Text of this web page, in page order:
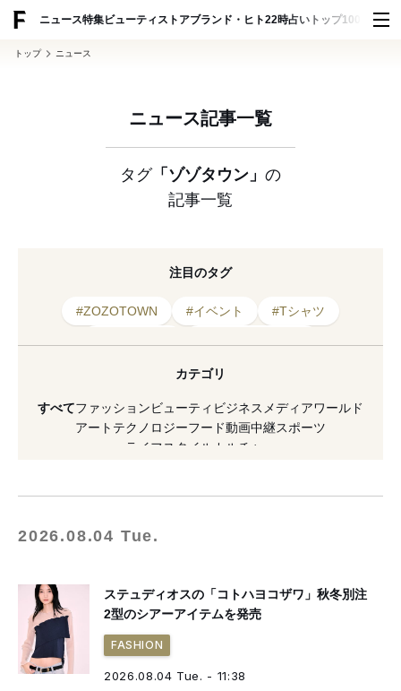
ニュース特集ビューティ ストアブランド・ヒト22時占い トップ100 スナッ
トップ ニュース
ニュース記事一覧
タグ「ゾゾタウン」 の
記事一覧
注目のタグ
#ZOZOTOWN #イベント
#Tシャツ
#限定
#アイドル
#ゾゾタウン
#増田貴久
カテゴリ
すべてファッションビューティ ビジネス メディアワールド
アート テクノロジーフード動画中継スポーツ
ライフスタイル
カルチャー
2026.08.04 Tue.
ステュディオスの「コトハヨコザワ」秋冬別注
2型のシアーアイテムを発売
FASHION
2026.08.04 Tue. - 11:38